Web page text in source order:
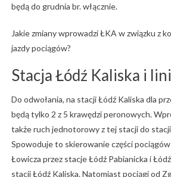
będą do grudnia br. włącznie.
Jakie zmiany wprowadzi ŁKA w związku z
jazdy pociągów?
Stacja Łódź Kaliska i
Do odwołania, na stacji Łódź Kaliska dla
będą tylko 2 z 5 krawędzi peronowych.
także ruch jednotorowy z tej stacji do
Spowoduje to skierowanie części
Łowicza przez stacje Łódź Pabianicka i
stacji Łódź Kaliska. Natomiast pociągi od